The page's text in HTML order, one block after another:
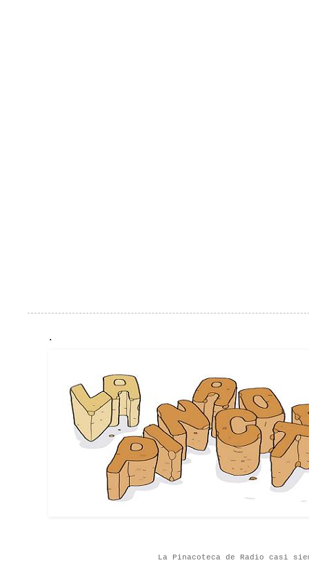
.
La Pinacoteca de Radio casi